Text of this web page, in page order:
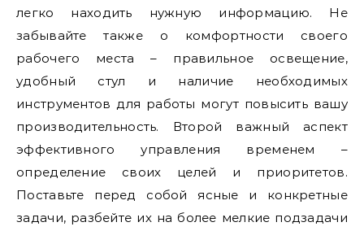
легко находить нужную информацию. Не
забывайте также о комфортности своего
рабочего места – правильное освещение,
удобный стул и наличие необходимых
инструментов для работы могут повысить вашу
производительность. Второй важный аспект
эффективного управления временем –
определение своих целей и приоритетов.
Поставьте перед собой ясные и конкретные
задачи, разбейте их на более мелкие подзадачи